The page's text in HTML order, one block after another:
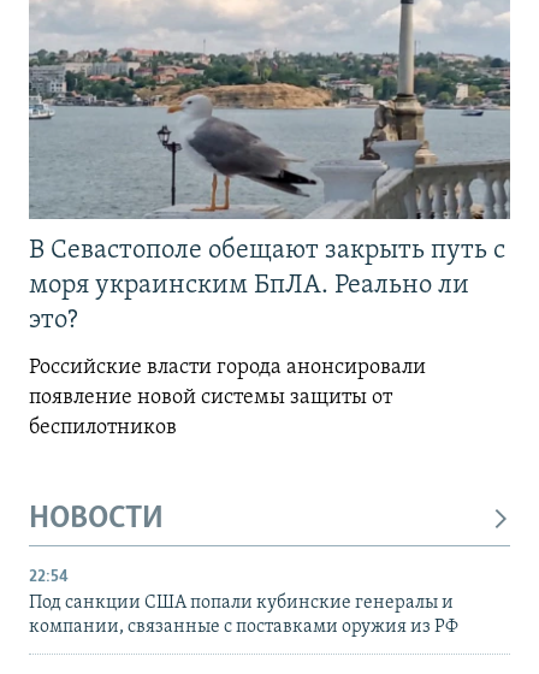
В Севастополе обещают закрыть путь с
моря украинским БпЛА. Реально ли
это?
Российские власти города анонсировали
появление новой системы защиты от
беспилотников
НОВОСТИ
22:54
Под санкции США попали кубинские генералы и
компании, связанные с поставками оружия из РФ